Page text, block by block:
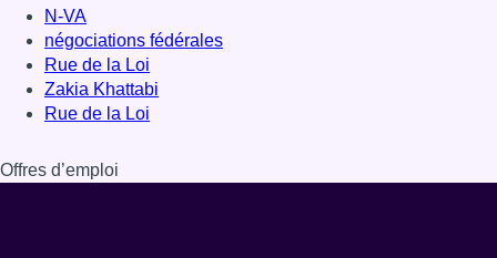
N-VA
négociations fédérales
Rue de la Loi
Zakia Khattabi
Rue de la Loi
Offres d’emploi